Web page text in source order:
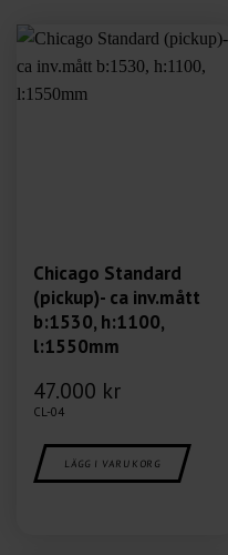
Chicago Standard
(pickup)- ca inv.mått
b:1530, h:1100,
l:1550mm
47.000 kr
CL-04
LÄGG I VARUKORG